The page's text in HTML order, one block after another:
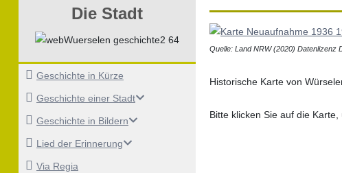
Die Stadt
Geschichte in Kürze
Geschichte einer Stadt
Geschichte in Bildern
Lied der Erinnerung
Via Regia
Quelle: L and NRW (2020) Datenlizenz
Historische Karte von
Bitte klicken Sie auf die